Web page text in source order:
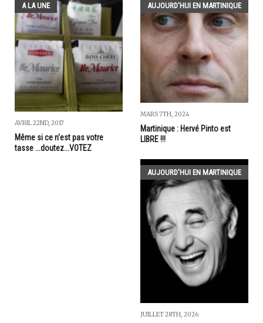
A LA UNE
AVRIL 22ND, 2017
Même si ce n'est pas votre
tasse ...doutez...VOTEZ
AUJOURD'HUI EN MARTINIQUE
MARS 7TH, 2024
Martinique : Hervé Pinto est
LIBRE !!!
AUJOURD'HUI EN MARTINIQUE
JUILLET 28TH, 2026